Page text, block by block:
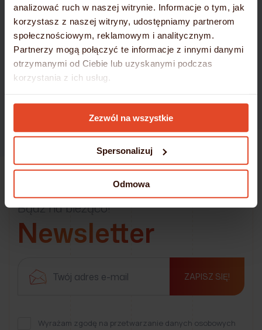
analizować ruch w naszej witrynie. Informacje o tym, jak
korzystasz z naszej witryny, udostępniamy partnerom
społecznościowym, reklamowym i analitycznym.
Partnerzy mogą połączyć te informacje z innymi danymi
otrzymanymi od Ciebie lub uzyskanymi podczas
korzystania z ich usług.
Szczegółowe informacje umieściliśmy wPolityce
Zezwól na wszystkie
Spersonalizuj
Odmowa
Bądź na bieżąco!
Newsletter
ZAPISZ SIĘ!
Wyrażam zgodę na przetwarzanie danych osobowych